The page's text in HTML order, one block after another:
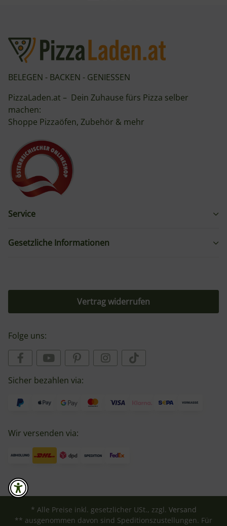
BELEGEN - BACKEN - GENIESSEN
PizzaLaden.at – Dein Zuhause fürs Pizza selber
machen:
Shoppe Pizzaöfen, Zubehör & mehr
Service
Gesetzliche Informationen
Vertrag widerrufen
Folge uns:
Sicher bezahlen via:
Wir versenden via:
* Alle Preise inkl. gesetzlicher USt., zzgl. Versand
** ausgenommen davon sind Speditionszustellungen. Für